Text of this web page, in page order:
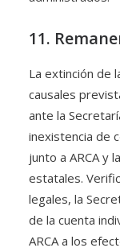
11.
La extinción de
causales
ante la
inexistencia de
junto a ARCA y
estatales.
legales, la
de la cuenta
ARCA a los